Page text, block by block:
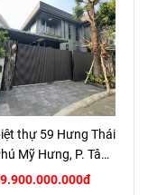
thự 59 Hưng Thái
Mỹ Hưng, P. Tân
Hưng, Quận 7